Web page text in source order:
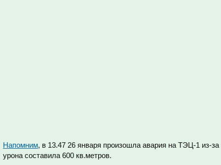
Напомним, в 13.47 26 января произошла авария на ТЭЦ-1 из-
урона составила 600 кв.метров.